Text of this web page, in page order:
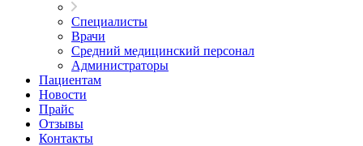
Специалисты
Врачи
Средний медицинский персонал
Администраторы
Пациентам
Новости
Прайс
Отзывы
Контакты